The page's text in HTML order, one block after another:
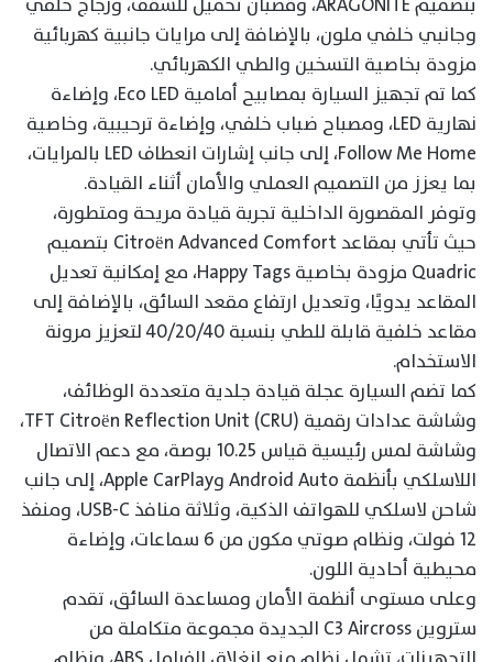
وجانبي خلفي ملون، بالإضافة إلى مرايات جانبية كهربائية
مزودة بخاصية التسخين والطي الكهربائي.
كما تم تجهيز السيارة بمصابيح أمامية Eco LED، وإضاءة
نهارية LED، ومصباح ضباب خلفي، وإضاءة ترحيبية، وخاصية
Follow Me Home، إلى جانب إشارات انعطاف LED بالمرايات،
بما يعزز من التصميم العملي والأمان أثناء القيادة.
وتوفر المقصورة الداخلية تجربة قيادة مريحة ومتطورة،
حيث تأتي بمقاعد Citroën Advanced Comfort بتصميم
Quadric مزودة بخاصية Happy Tags، مع إمكانية تعديل
المقاعد يدويًا، وتعديل ارتفاع مقعد السائق، بالإضافة إلى
مقاعد خلفية قابلة للطي بنسبة 40/20/40 لتعزيز مرونة
الاستخدام.
كما تضم السيارة عجلة قيادة جلدية متعددة الوظائف،
وشاشة عدادات رقمية TFT Citroën Reflection Unit (CRU)،
وشاشة لمس رئيسية قياس 10.25 بوصة، مع دعم الاتصال
اللاسلكي بأنظمة Android Auto وApple CarPlay، إلى جانب
شاحن لاسلكي للهواتف الذكية، وثلاثة منافذ USB-C، ومنفذ
12 فولت، ونظام صوتي مكون من 6 سماعات، وإضاءة
محيطية أحادية اللون.
وعلى مستوى أنظمة الأمان ومساعدة السائق، تقدم
ستروين C3 Aircross الجديدة مجموعة متكاملة من